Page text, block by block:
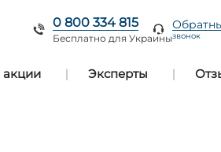
0 800 334 815
Бесплатно для Украинызвонок
акции Эксперты